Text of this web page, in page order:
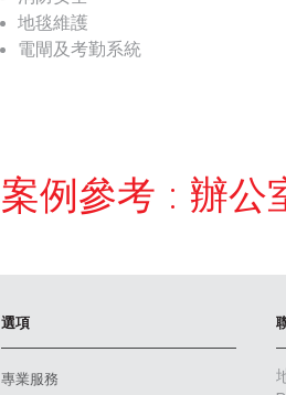
地毯維護
電閘及考勤系統
案例參考 : 辦公
選項
專業服務